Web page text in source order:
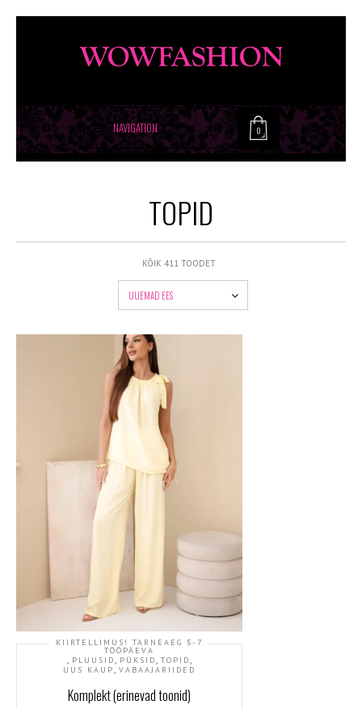
0
NAVIGATION
TOPID
KÕIK 411 TOODET
UUEMAD EES
KIIRTELLIMUS! TARNEAEG 5-7
TÖÖPÄEVA
, PLUUSID, PÜKSID, TOPID,
UUS KAUP, VABAAJARIIDED
Komplekt (erinevad toonid)